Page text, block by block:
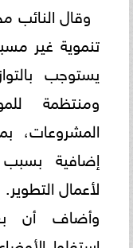
وقال النائب
تنموية غير
يستوجب
ومنتظمة
المشروعات،
إضافية
لأعمال التطوير.
وأضاف أن